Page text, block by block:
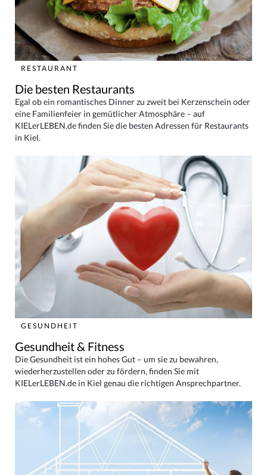
RESTAURANT
Die besten Restaurants
Egal ob ein romantisches Dinner zu zweit bei Kerzenschein oder
eine Familienfeier in gemütlicher Atmosphäre – auf
KIELerLEBEN.de finden Sie die besten Adressen für Restaurants
in Kiel.
GESUNDHEIT
Gesundheit & Fitness
Die Gesundheit ist ein hohes Gut – um sie zu bewahren,
wiederherzustellen oder zu fördern, finden Sie mit
KIELerLEBEN.de in Kiel genau die richtigen Ansprechpartner.